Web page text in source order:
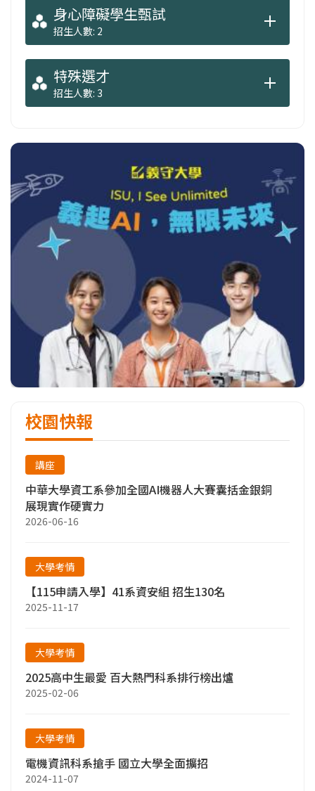
業，如：程式管理師、專案管理師、APP開發、
網站開發、系統整合、系統分析及AOI軟體檢測
開發亦都適合本組畢業生選擇就業。
資電工程組：培養「資訊工程」與「電機工
程」跨領域專業人才，具備軟、硬體系統整合
知識與應用領域相關知識，為人工智慧、物聯
網與嵌入式系統整合應用產業培育健全之人
才。畢業後，運算技術相關科技產業、嵌入式
系統、系統整合應用相關產業，另外，國內外
相關科技、電子、半導體等公司之電腦控制、
晶片應用電路設計、電路板佈局、AIoT及消費
性電子產品設計，都是不錯的選擇。
身心障礙學生甄試
招生人數: 2
特殊選才
招生人數: 3
校園快報
講座
中華大學資工系參加全國AI機器人大賽囊括金銀銅
展現實作硬實力
2026-06-16
大學考情
【115申請入學】41系資安組 招生130名
2025-11-17
大學考情
2025高中生最愛 百大熱門科系排行榜出爐
2025-02-06
大學考情
電機資訊科系搶手 國立大學全面擴招
2024-11-07